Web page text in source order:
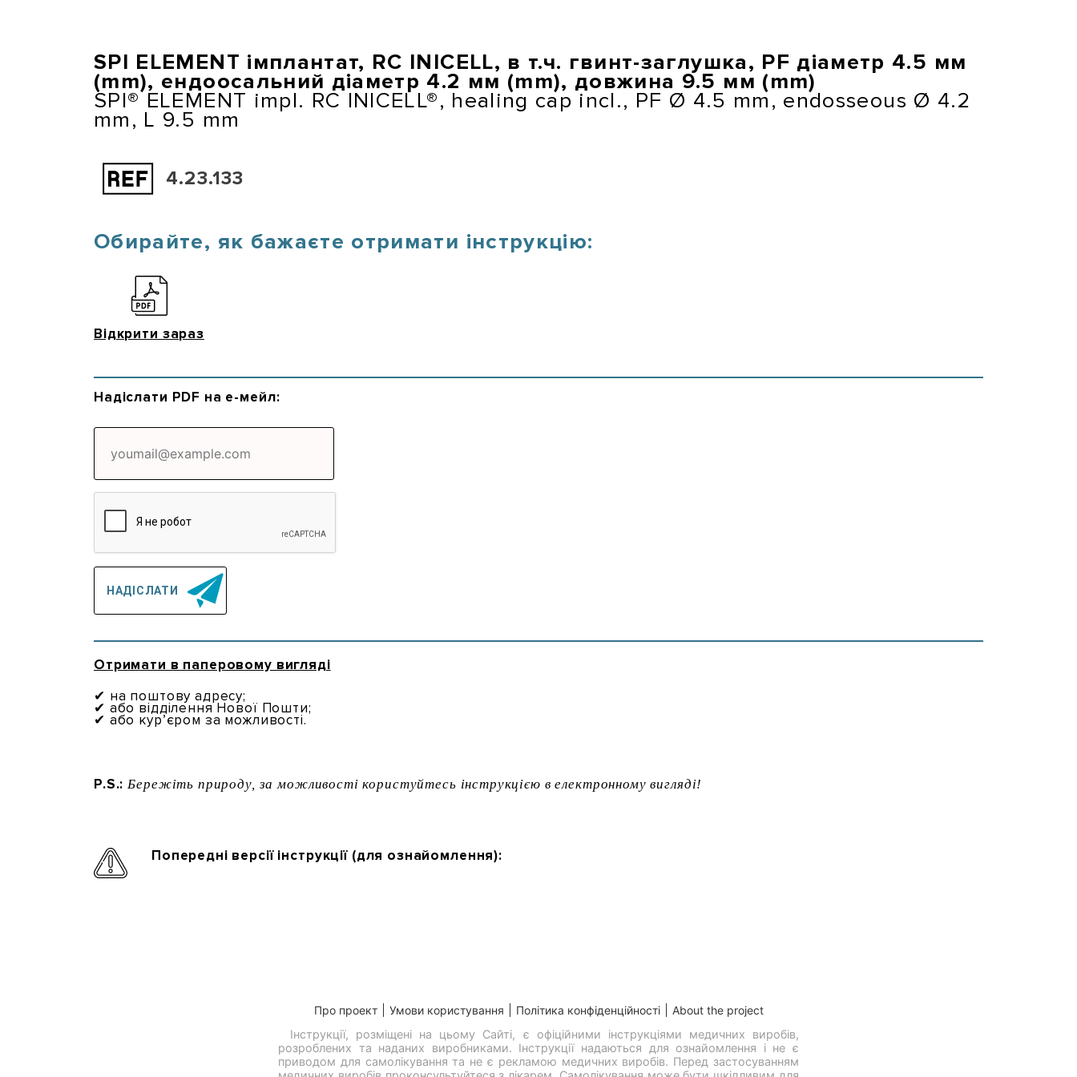
SPI ELEMENT імплантат, RC INICELL, в т.ч. гвинт-заглушка, PF діаметр 4.5 мм
(mm), ендоосальний діаметр 4.2 мм (mm), довжина 9.5 мм (mm)
SPI® ELEMENT impl. RC INICELL®, healing cap incl., PF Ø 4.5 mm, endosseous Ø 4.2
mm, L 9.5 mm
4.23.133
Обирайте, як бажаєте отримати інструкцію:
Відкрити зараз
Надіслати PDF на е-мейл:
Отримати в паперовому вигляді
✔ на поштову адресу;
✔ або відділення Нової Пошти;
✔ або кур’єром за можливості.
P.S.: Бережіть природу, за можливості користуйтесь інструкцією в електронному вигляді!
Попередні версії інструкції (для ознайомлення):
Про проект Умови користування Політика конфіденційності
About the project
Інструкції, розміщені на цьому Сайті, є офіційними інструкціями медичних виробів,
розроблених та наданих виробниками. Інструкції надаються для ознайомлення і не є
приводом для самолікування та не є рекламою медичних виробів. Перед застосуванням